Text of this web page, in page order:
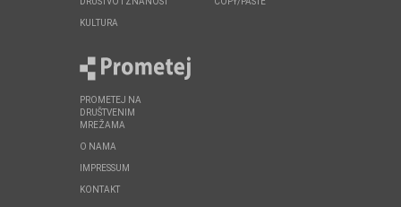
KULTURA
PROMETEJ NA
DRUŠTVENIM
MREŽAMA
O NAMA
IMPRESSUM
KONTAKT